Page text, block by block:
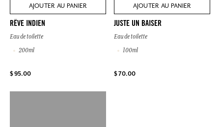
AJOUTER AU PANIER
RÊVE INDIEN
Eau de toilette
200ml
$ 95.00
AJOUTER AU PANIER
JUSTE UN BAISER
Eau de toilette
100ml
$ 70.00